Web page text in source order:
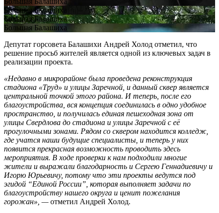
Большая Балашиха
Большая Балашиха
Большая Балашиха
Депутат горсовета Балашихи Андрей Холод отметил, что
решение просьб жителей является одной из ключевых задач в
реализации проекта.
«Недавно в микрорайоне была проведена реконструкция
стадиона «Труд» и улицы Заречной, и данный сквер является
центральной точкой этого района. И теперь, после его
благоустройства, вся концепция соединилась в одно удобное
пространство, и получилась единая пешеходная зона от
улицы Свердлова до стадиона и улицы Заречной с её
прогулочными зонами. Рядом со сквером находится колледж,
где учатся наши будущие специалисты, и теперь у них
появится прекрасная возможность проводить здесь
мероприятия. В ходе проверки к нам подходили многие
жители и выражали благодарность и Сергею Геннадиевичу и
Игорю Юрьевичу, потому что эти проекты ведутся под
эгидой “Единой России”, которая выполняет задачи по
благоустройству нашего округа и ценит пожелания
горожан», —отметил Андрей Холод.